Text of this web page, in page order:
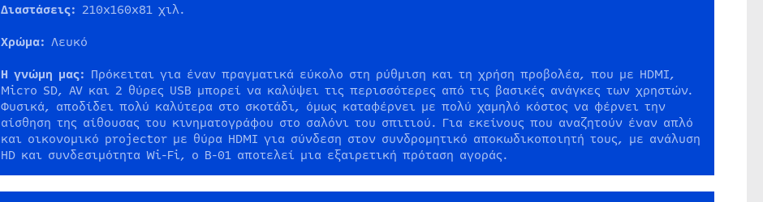
Διαστάσεις: 210x160x81 χιλ.
Χρώμα: Λευκό
Η γνώμη μας: Πρόκειται για έναν πραγματικά εύκολο στη ρύθμιση και τη χρήση προβολέα, που με HDMI,
Micro SD, AV και 2 θύρες USB μπορεί να καλύψει τις περισσότερες από τις βασικές ανάγκες των χρηστών.
Φυσικά, αποδίδει πολύ καλύτερα στο σκοτάδι, όμως καταφέρνει με πολύ χαμηλό κόστος να φέρνει την
αίσθηση της αίθουσας του κινηματογράφου στο σαλόνι του σπιτιού. Για εκείνους που αναζητούν έναν απλό
και οικονομικό projector με θύρα HDMI για σύνδεση στον συνδρομητικό αποκωδικοποιητή τους, με ανάλυση
HD και συνδεσιμότητα Wi-Fi, ο B-01 αποτελεί μια εξαιρετική πρόταση αγοράς.